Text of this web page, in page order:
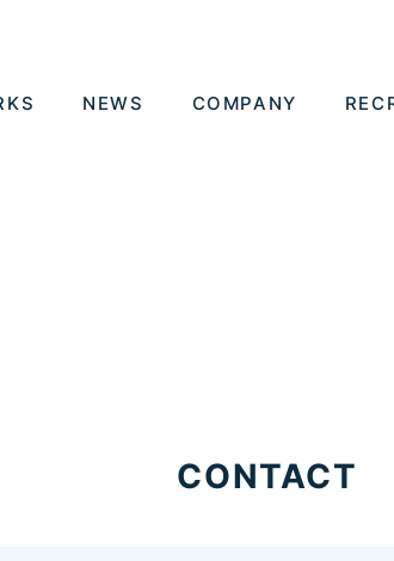
NEWS COMPANY
CONTACT